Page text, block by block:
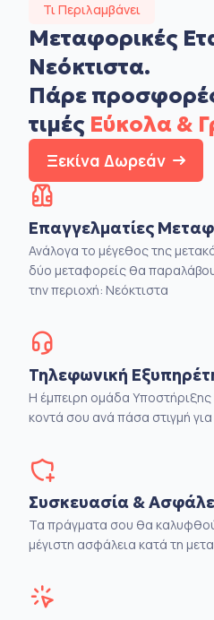
Τι Περιλαμβάνει
Μεταφορικές
Νεόκτιστα.
Πάρε
τιμές Εύκολα &
Ξεκίνα Δωρεάν
Επαγγελματίες
Ανάλογα το μέγεθος της
δύο μεταφορείς θα
την περιοχή: Νεόκτιστα
Τηλεφωνική
Η έμπειρη ομάδα
κοντά σου ανά πάσα στιγμή
Συσκευασία &
Τα πράγματα σου θα
μέγιστη ασφάλεια κατά τη